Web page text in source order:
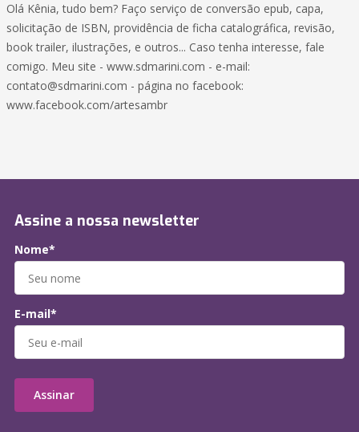
Olá Kênia, tudo bem? Faço serviço de conversão epub, capa,
solicitação de ISBN, providência de ficha catalográfica, revisão,
book trailer, ilustrações, e outros... Caso tenha interesse, fale
comigo. Meu site - www.sdmarini.com - e-mail:
contato@sdmarini.com - página no facebook:
www.facebook.com/artesambr
Assine a nossa newsletter
Nome*
E-mail*
Assinar